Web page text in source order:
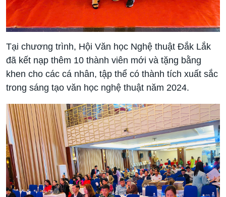
Tại chương trình, Hội Văn học Nghệ thuật Đắk Lắk
đã kết nạp thêm 10 thành viên mới và tặng bằng
khen cho các cá nhân, tập thể có thành tích xuất sắc
trong sáng tạo văn học nghệ thuật năm 2024.